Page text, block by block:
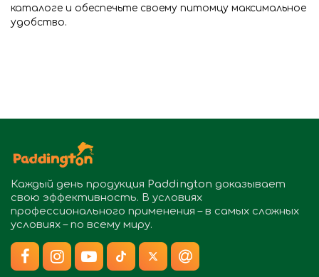
каталоге и обеспечьте своему питомцу максимальное
удобство.
Каждый день продукция Paddington доказывает
свою эффективность. В условиях
профессионального применения – в самых сложных
условиях – по всему миру.